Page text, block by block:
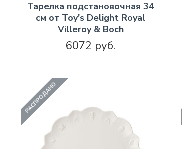
Тарелка подстановочная 34
см от Toy's Delight Royal
Villeroy & Boch
6072 руб.
РАСПРОДАНО